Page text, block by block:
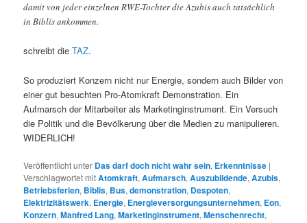
damit von jeder einzelnen RWE-Tochter die Azubis auch tatsächlich
in Biblis ankommen.
schreibt dieTAZ.
So produziert Konzern nicht nur Energie, sondern auch Bilder von
einer gut besuchten Pro-Atomkraft Demonstration. Ein
Aufmarsch der Mitarbeiter als Marketinginstrument. Ein Versuch
die Politik und die Bevölkerung über die Medien zu manipulieren.
WIDERLICH!
Veröffentlicht unter Das darf doch nicht wahr sein, Erkenntnisse |
Verschlagwortet mitAtomkraft,Aufmarsch,Auszubildende,Azubis,
Betriebsferien, Biblis, Bus,demonstration, Despoten,
Elektrizitätswerk, Energie, Energieversorgungsunternehmen, Eon,
Konzern,Manfred Lang,Marketinginstrument,Menschenrecht,